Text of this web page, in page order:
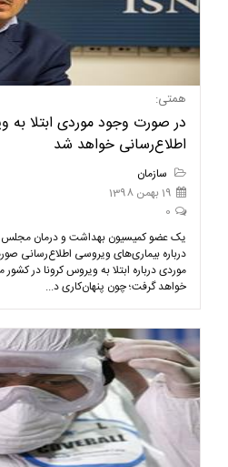
همتی:
در صورت وجود موردی ابتلا به
اطلاع‌رسانی خواهد شد
سازمان
19 بهمن 1398
0
یک عضو کمیسیون بهداشت و درمان مجلس
درباره بیماری‌های ویروسی اطلاع‌رسانی
موردی درباره ابتلا به ویروس کرونا در
خواهد گرفت؛ چون پنهان‌کاری د...